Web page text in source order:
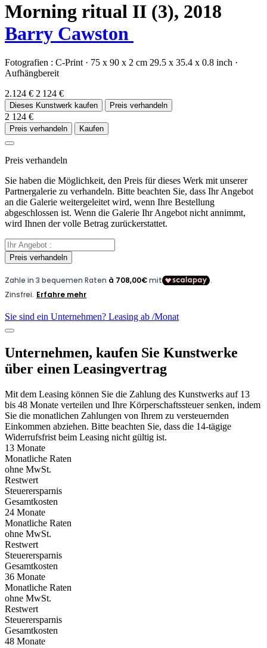
Morning ritual II (3), 2018
Barry Cawston
Fotografien : C-Print · 75 x 90 x 2 cm 29.5 x 35.4 x 0.8 inch ·
Aufhängbereit
2.124 € 2 124 €
Dieses Kunstwerk kaufen Preis verhandeln
2 124 €
Preis verhandeln Kaufen
Preis verhandeln
Sie haben die Möglichkeit, den Preis für dieses Werk mit unserer
Partnergalerie zu verhandeln. Bitte beachten Sie, dass Ihr Angebot
an die Galerie weitergeleitet wird, wenn Ihre Bestellung
abgeschlossen ist. Wenn die Galerie Ihr Angebot nicht annimmt,
wird Ihnen der volle Betrag zurückerstattet.
Preis verhandeln
Sie sind ein Unternehmen? Leasing ab /Monat
Unternehmen, kaufen Sie Kunstwerke
über einen Leasingvertrag
Mit dem Leasing können Sie die Zahlung des Kunstwerks auf 13
bis 48 Monate verteilen und Ihre Körperschaftssteuer senken, indem
Sie die monatlichen Zahlungen von Ihrem zu versteuernden
Einkommen abziehen. Bitte beachten Sie, dass die 14-tägige
Widerrufsfrist beim Leasing nicht gültig ist.
13 Monate
Monatliche Raten
ohne MwSt.
Restwert
Steuerersparnis
Gesamtkosten
24 Monate
Monatliche Raten
ohne MwSt.
Restwert
Steuerersparnis
Gesamtkosten
36 Monate
Monatliche Raten
ohne MwSt.
Restwert
Steuerersparnis
Gesamtkosten
48 Monate